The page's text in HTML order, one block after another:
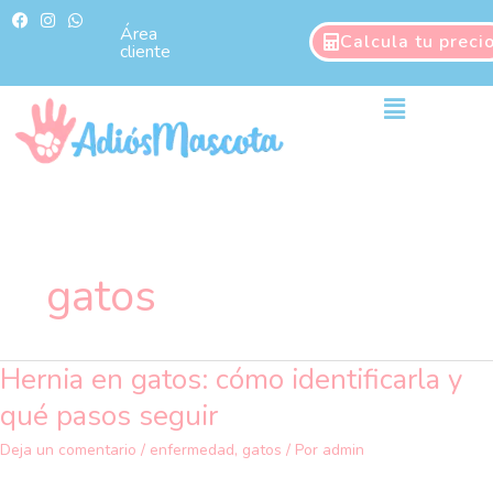
F
a
b
k
I
n
a
g
a
m
W
h
s
p
p
Área
cliente Calcula tu
Main
gatos
Hernia en gatos: cómo identificarla y
qué pasos seguir
Deja un comentario / enfermedad, gatos / Por admin
Hernia
gatos:
cómo